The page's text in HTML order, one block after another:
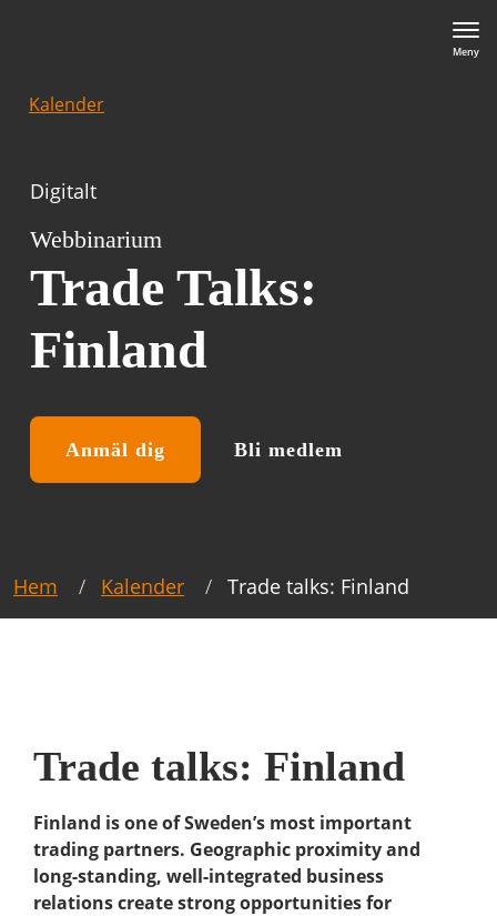
Meny
Kalender
Digitalt
Webbinarium
Trade Talks:
Finland
Anmäl dig Bli medlem
Hem Kalender Trade talks: Finland
Trade talks: Finland
Finland is one of Sweden’s most important
trading partners. Geographic proximity and
long-standing, well-integrated business
relations create strong opportunities for